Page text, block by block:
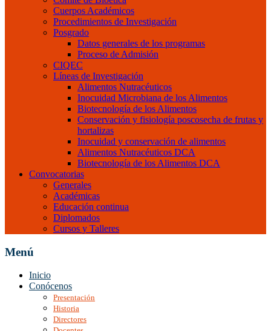
Cuerpos Académicos
Procedimientos de Investigación
Posgrado
Datos generales de los programas
Proceso de Admisión
CIQEC
Líneas de Investigación
Alimentos Nutracéuticos
Inocuidad Microbiana de los Alimentos
Biotecnología de los Alimentos
Conservación y fisiología poscosecha de frutas y
hortalizas
Inocuidad y conservación de alimentos
Alimentos Nutracéuticos DCA
Biotecnología de los Alimentos DCA
Convocatorias
Generales
Académicas
Educación continua
Diplomados
Cursos y Talleres
Menú
Inicio
Conócenos
Presentación
Historia
Directores